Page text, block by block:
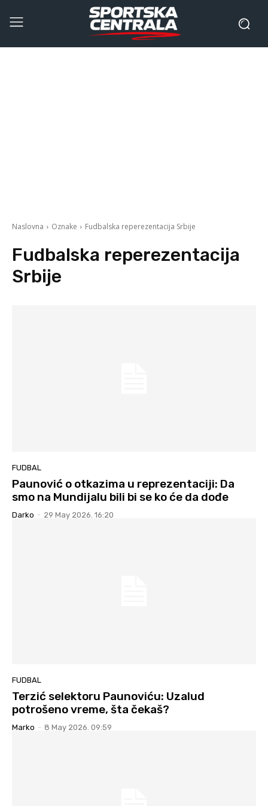
Naslovna Oznake Fudbalska reperezentacija Srbije
Fudbalska reperezentacija
Srbije
FUDBAL
Paunović o otkazima u reprezentaciji: Da
smo na Mundijalu bili bi se ko će da dođe
Darko - 29 May 2026. 16:20
FUDBAL
Terzić selektoru Paunoviću: Uzalud
potrošeno vreme, šta čekaš?
Marko - 8 May 2026. 09:59